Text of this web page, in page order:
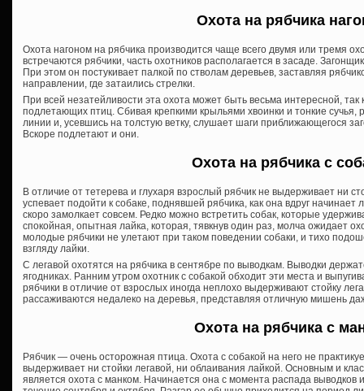
Охота на рябчика
Охота нагоном на рябчика производится чаще всего двумя или тремя
встречаются рябчики, часть охотников располагается в засаде.
При этом он постукивает палкой по стволам деревьев, заставляя
направлении, где затаились стрелки.
При всей незатейливости эта охота может быть весьма интересной,
подлетающих птиц. Сбивая крепкими крыльями хвоинки и тонкие сучья,
линии и, усевшись на толстую ветку, слушает шаги приближающегося
Вскоре подлетают и они.
Охота на рябчика с
В отличие от тетерева и глухаря взрослый рябчик не выдерживает ни
успевает подойти к собаке, поднявшей рябчика, как она вдруг
скоро замолкает совсем. Редко можно встретить собак, которые
спокойная, опытная лайка, которая, тявкнув один раз, молча ожидает
молодые рябчики не улетают при таком поведении собаки, и тихо
взгляду лайки.
С легавой охотятся на рябчика в сентябре по выводкам. Выводки
ягодниках. Ранним утром охотник с собакой обходит эти места и
рябчики в отличие от взрослых иногда неплохо выдерживают стойку
рассаживаются недалеко на деревья, представляя отличную мишень
Охота на рябчика с
Рябчик — очень осторожная птица. Охота с собакой на него не
выдерживает ни стойки легавой, ни облаивания лайкой. Основным и
является охота с манком. Начинается она с момента распада выводков